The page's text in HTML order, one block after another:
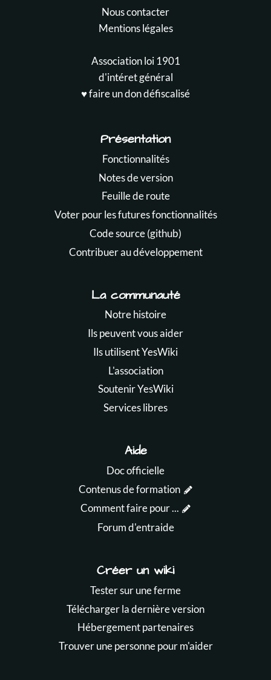
Nous contacter
Mentions légales
Association loi 1901
d'intéret général
♥️ faire un don défiscalisé
Présentation
Fonctionnalités
Notes de version
Feuille de route
Voter pour les futures fonctionnalités
Code source (github)
Contribuer au développement
La communauté
Notre histoire
Ils peuvent vous aider
Ils utilisent YesWiki
L'association
Soutenir YesWiki
Services libres
Aide
Doc officielle
Contenus de formation
Comment faire pour ...
Forum d'entraide
Créer un wiki
Tester sur une ferme
Télécharger la dernière version
Hébergement partenaires
Trouver une personne pour m'aider